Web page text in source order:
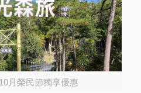
月榮民節獨享優惠